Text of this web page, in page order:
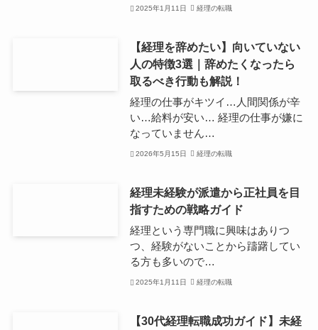
2025年1月11日 経理の転職
【経理を辞めたい】向いていない
人の特徴3選｜辞めたくなったら
取るべき行動も解説！
経理の仕事がキツイ…人間関係が辛
い…給料が安い… 経理の仕事が嫌に
なっていません…
2026年5月15日 経理の転職
経理未経験が派遣から正社員を目
指すための戦略ガイド
経理という専門職に興味はありつ
つ、経験がないことから躊躇してい
る方も多いので…
2025年1月11日 経理の転職
【30代経理転職成功ガイド】未経